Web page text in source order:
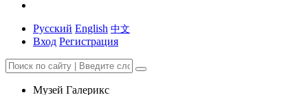
Русский English 中文
Вход Регистрация
Музей Галерикс